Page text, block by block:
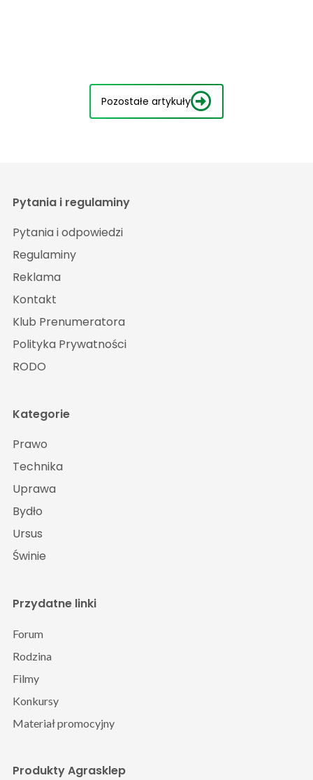
Pozostałe artykuły
Pytania i regulaminy
Pytania i odpowiedzi
Regulaminy
Reklama
Kontakt
Klub Prenumeratora
Polityka Prywatności
RODO
Kategorie
Prawo
Technika
Uprawa
Bydło
Ursus
Świnie
Produkty Agrasklep
Przydatne linki
Forum
Rodzina
Filmy
Konkursy
Materiał promocyjny